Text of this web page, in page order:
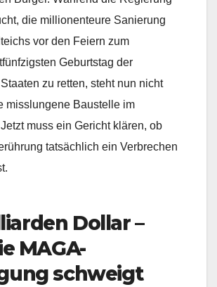
die millionenteure Sanierung
vor den Feiern zum
Geburtstag der
zu retten, steht nun nicht
misslungene Baustelle im
muss ein Gericht klären, ob
tatsächlich ein Verbrechen
Dollar –
MAGA-
schweigt